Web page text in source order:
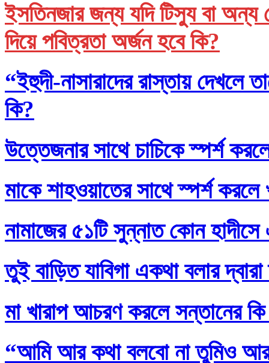
ইসতিনজার জন্য যদি টিস্যু বা অন্য
দিয়ে পবিত্রতা অর্জন হবে কি?
“ইহুদী-নাসারাদের রাস্তায় দেখলে
কি?
উত্তেজনার সাথে চাচিকে স্পর্শ
মাকে শাহওয়াতের সাথে স্পর্শ করলে
নামাজের ৫১টি সুন্নাত কোন হাদীসে
তুই বাড়িত যাবিগা একথা বলার
মা খারাপ আচরণ করলে সন্তানের
“আমি আর কথা বলবো না তুমিও আর